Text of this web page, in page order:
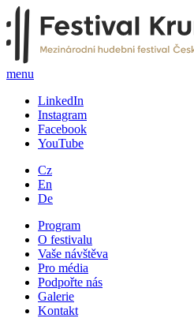
menu
LinkedIn
Instagram
Facebook
YouTube
Cz
En
De
Program
O festivalu
Vaše návštěva
Pro média
Podpořte nás
Galerie
Kontakt